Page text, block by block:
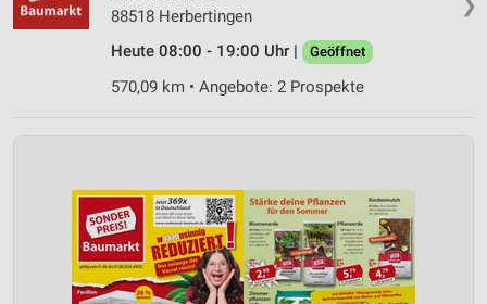
❯
88518 Herbertingen
Heute 08:00 - 19:00 Uhr |
Geöffnet
570,09 km • Angebote: 2 Prospekte